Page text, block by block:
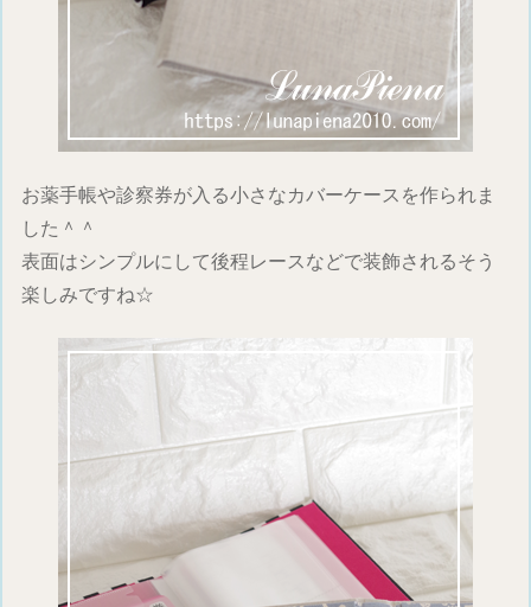
お薬手帳や診察券が入る小さなカバーケースを作られま
した＾＾
表面はシンプルにして後程レースなどで装飾されるそう
楽しみですね☆